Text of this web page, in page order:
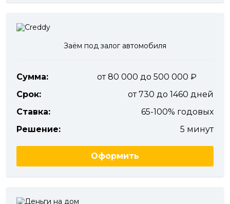
Заём под залог автомобиля
Сумма:
от 80 000 до 500 000
Срок:
от 730 до 1460 дней
Ставка:
65-100% годовых
Решение:
5 минут
Оформить